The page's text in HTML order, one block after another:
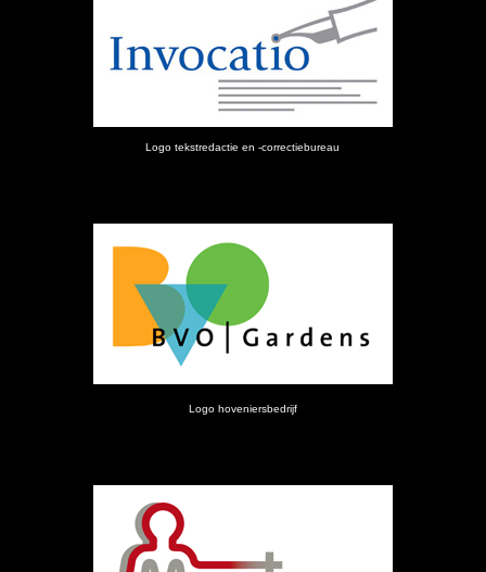
Logo tekstredactie en -correctiebureau
Logo hoveniersbedrijf